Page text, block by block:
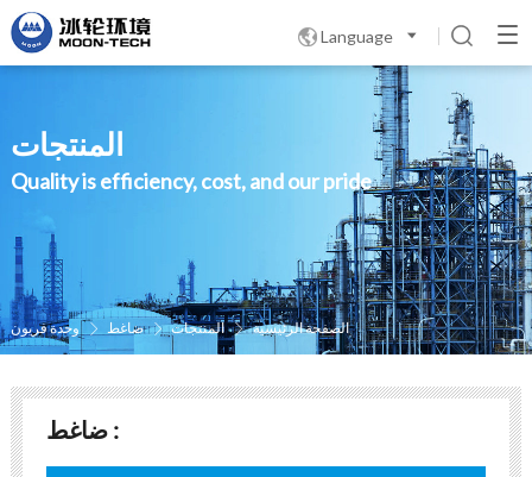
Language 
المنتجات
Quality is efficiency, cost, and our pride
الصفحة الرئيسية  المنتجات  ضاغط  وحدة فريون
ضاغط :